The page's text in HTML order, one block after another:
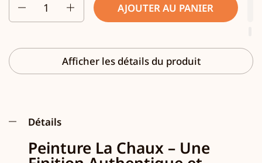
AJOUTER AU PANIER
Afficher les détails du produit
Détails
Peinture La Chaux – Une